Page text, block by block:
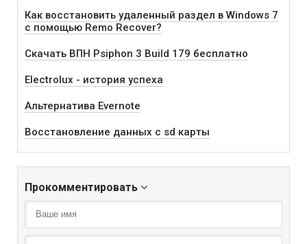
Как восстановить удаленный раздел в Windows 7
с помощью Remo Recover?
Скачать ВПН Psiphon 3 Build 179 бесплатно
Electrolux - история успеха
Альтернатива Evernote
Восстановление данных с sd карты
Прокомментировать